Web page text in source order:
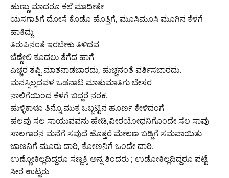
ಹುಣ್ಣು ಮಾದರೂ ಕಲೆ ಮಾದೀತೇ
ಯಸಗಾತಿಗೆ ದೋಸೆ ಕೊಡೊ ಹೊತ್ತಿಗೆ, ಮೂಸಿಮೂಸಿ ಮೂಗಿನ ಕೆಳಗೆ
ಹಾಕಿದ್ಲು
ತಿರುಪಿನಂತೆ ಇರಬೇಕು ತಿಳಿದವ
ಬೆಣ್ಣೇಲಿ ಕೂದಲು ತೆಗೆದ ಹಾಗೆ
ಎಚ್ಚರ ತಪ್ಪಿ ಮಾತನಾಡಬಾರದು, ಹುಚ್ಚನಂತೆ ವರ್ತಿಸಬಾರದು.
ಮನಸ್ಸಿಲ್ಲದವಳ ಒಡನಾಟ ಮಾತುಮಾತಿಗು ಬೇಸರ
ನಾಲಿಗೆಯಿಂದ ಕೆಳಗೆ ಬಿದ್ದರೆ ನರಕ.
ಹುಳ್ಳಿಕಾಳೂ ತಿನ್ನೊ ಮುಕ್ಕ ಒಬ್ಬಟ್ಟಿನ ಹೂರ್ಣ ಕೇಳಿದಂಗೆ
ಹಲವು ಸಲ ಸಾಯುವವನು ಹೇಡಿ,ವೀರಯೋಧನಿಗೊಂದೇ ಸಲ ಸಾವು
ಸಾಲಗಾರನ ಮನೆಗೆ ಸವುದೆ ಹೊತ್ತರೆ ಮೇಲಣ ಬಡ್ಡಿಗೆ ಸಮವಾಯಿತು
ಜಾಣನಿಗೆ ಮೂರು ದಾರಿ, ಕೋಣನಿಗೆ ಒಂದೇ ದಾರಿ.
ಉಣ್ಣೋಕಿಲ್ಲದಿದ್ದರೂ ಸಣ್ಣಕ್ಕಿ ಅನ್ನ ತಿಂದರು ; ಉಡೋಕಿಲ್ಲದಿದ್ದರೂ ಪಟ್ಟೆ
ಸೀರೆ ಉಟ್ಟರು